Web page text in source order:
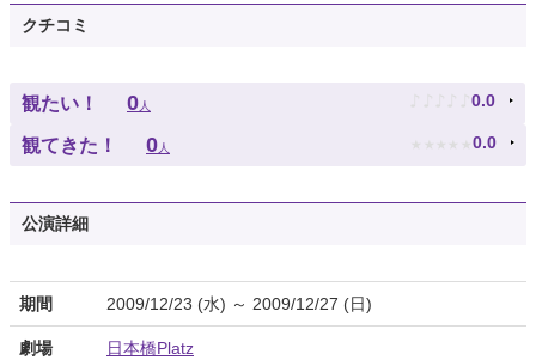
クチコミ
観たい！ 0人 ♪ ♪ ♪ ♪ ♪ 0.0
観てきた！ 0人 ★ ★ ★ ★ ★ 0.0
公演詳細
期間 2009/12/23 (水) ～ 2009/12/27 (日)
劇場 日本橋Platz